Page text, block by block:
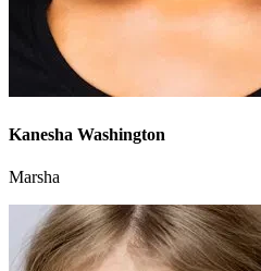
Kanesha Washington
Marsha